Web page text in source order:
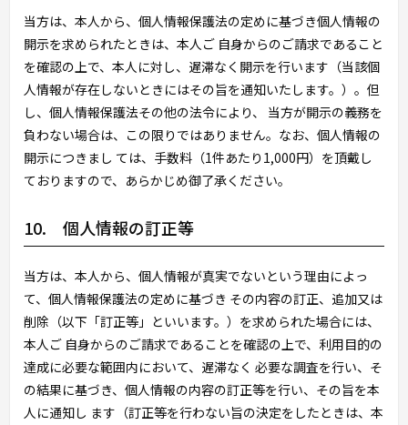
当方は、本人から、個人情報保護法の定めに基づき個人情報の
開示を求められたときは、本人ご 自身からのご請求であること
を確認の上で、本人に対し、遅滞なく開示を行います（当該個
人情報が存在しないときにはその旨を通知いたします。）。但
し、個人情報保護法その他の法令により、 当方が開示の義務を
負わない場合は、この限りではありません。なお、個人情報の
開示につきまし ては、手数料（1件あたり1,000円）を頂戴し
ておりますので、あらかじめ御了承ください。
10. 個人情報の訂正等
当方は、本人から、個人情報が真実でないという理由によっ
て、個人情報保護法の定めに基づき その内容の訂正、追加又は
削除（以下「訂正等」といいます。）を求められた場合には、
本人ご 自身からのご請求であることを確認の上で、利用目的の
達成に必要な範囲内において、遅滞なく 必要な調査を行い、そ
の結果に基づき、個人情報の内容の訂正等を行い、その旨を本
人に通知し ます（訂正等を行わない旨の決定をしたときは、本